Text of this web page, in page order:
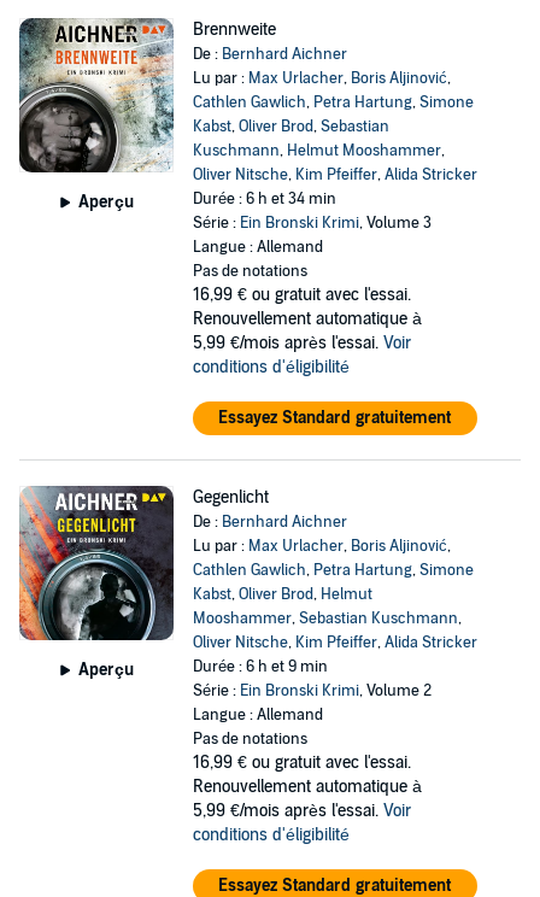
Aperçu
Brennweite
De : Bernhard Aichner
Lu par : Max Urlacher, Boris Aljinović,
Cathlen Gawlich, Petra Hartung,Simone
Kabst,Oliver Brod,Sebastian
Kuschmann, Helmut Mooshammer,
Oliver Nitsche, Kim Pfeiffer,Alida Stricker
Durée : 6 h et 34 min
Série : Ein Bronski Krimi, Volume 3
Langue : Allemand
Pas de notations
16,99 € ou gratuit avec l'essai.
Renouvellement automatique à
5,99 €/mois après l'essai. Voir
conditions d'éligibilité
Essayez Standard gratuitement
Aperçu
Gegenlicht
De : Bernhard Aichner
Lu par : Max Urlacher, Boris Aljinović,
Cathlen Gawlich, Petra Hartung,Simone
Kabst,Oliver Brod, Helmut
Mooshammer,Sebastian Kuschmann,
Oliver Nitsche, Kim Pfeiffer,Alida Stricker
Durée : 6 h et 9 min
Série : Ein Bronski Krimi, Volume 2
Langue : Allemand
Pas de notations
16,99 € ou gratuit avec l'essai.
Renouvellement automatique à
5,99 €/mois après l'essai. Voir
conditions d'éligibilité
Essayez Standard gratuitement